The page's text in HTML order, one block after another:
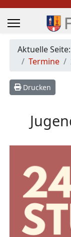
Aktuelle Seite:
Termine
Drucken